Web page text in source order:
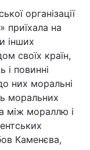
організації
приїхала на
інших
своїх країн,
і повинні
них моральні
моральних
між мораллю і
Каменєва,